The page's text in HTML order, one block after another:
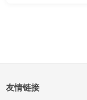
友情链接